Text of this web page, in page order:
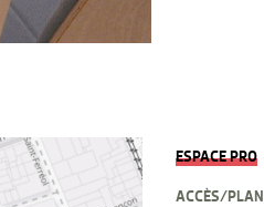
ESPACE PRO
ACCÈS/PLAN